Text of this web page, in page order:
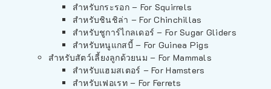
สำหรับกระรอก – For Squirrels
สำหรับชินชิล่า – For Chinchillas
สำหรับชูการ์ไกลเดอร์ – For Sugar Gliders
สำหรับหนูแกสบี้ – For Guinea Pigs
สำหรับสัตว์เลี้ยงลูกด้วยนม – For Mammals
สำหรับแฮมสเตอร์ – For Hamsters
สำหรับเฟอเรท – For Ferrets